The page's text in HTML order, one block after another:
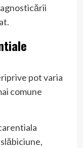
pot varia
comune